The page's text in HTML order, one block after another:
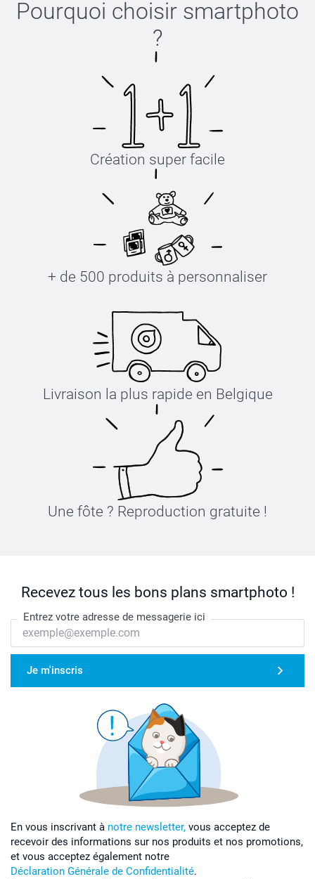
Pourquoi choisir smartphoto
?
Création super facile
+ de 500 produits à personnaliser
Livraison la plus rapide en Belgique
Une fôte ? Reproduction gratuite !
Recevez tous les bons plans smartphoto !
Entrez votre adresse de messagerie ici
Je m'inscris
En vous inscrivant à notre newsletter, vous acceptez de
recevoir des informations sur nos produits et nos promotions,
et vous acceptez également notre
Déclaration Générale de Confidentialité.